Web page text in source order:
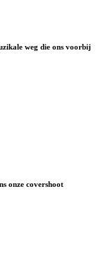
weg die ons voorbij
onze covershoot